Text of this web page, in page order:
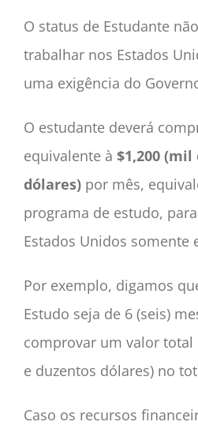
O status de Estudante
trabalhar nos Estados
uma exigência do
O estudante deverá
equivalente à $1,200
dólares) por mês,
programa de estudo,
Estados Unidos somente
Por exemplo, digamos
Estudo seja de 6 (seis)
comprovar um valor total
e duzentos dólares) no
Caso os recursos